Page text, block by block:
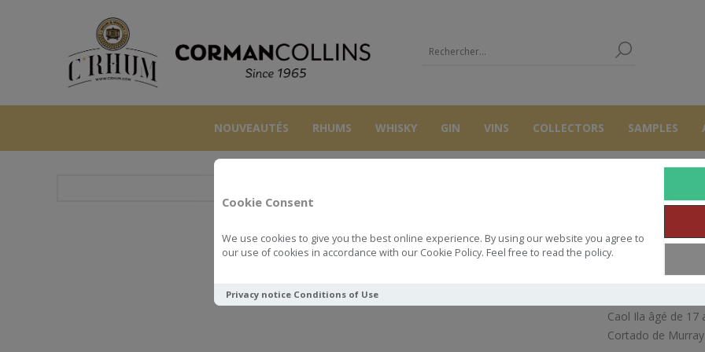
Cookie Consent
We use cookies to give you the best online experience. By using our website you agree to
our use of cookies in accordance with our Cookie Policy. Feel free to read the policy.
Privacy notice Conditions of Use
NOUVEAUTÉS RHUMS WHISKY GIN VINS COLLECTORS SAMPLES
MMCD CAOL ILA 17Y PALO CORTADO
Caol Ila âgé de
Cortado de